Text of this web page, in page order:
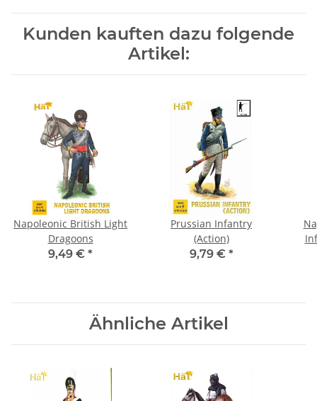
Kunden kauften dazu folgende
Artikel:
Napoleonic British Light
Dragoons
9,49 € *
Prussian Infantry
(Action)
9,79 € *
Ähnliche Artikel